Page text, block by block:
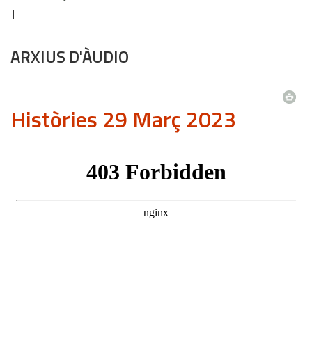
ARXIUS D'ÀUDIO
Històries 29 Març 2023